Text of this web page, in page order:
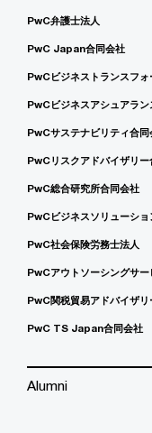
PwC弁護士法人
PwC Japan合同会社
PwCビジネストランスフ
PwCビジネスアシュアラン
PwCサステナビリティ合同
PwCリスクアドバイザリー
PwC総合研究所合同会社
PwCビジネスソリューショ
PwC社会保険労務士法人
PwCアウトソーシングサー
PwC関税貿易アドバイザリ
PwC TS Japan合同会社
Alumni